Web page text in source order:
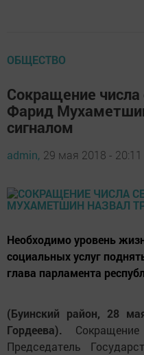
ОБЩЕСТВО
Сокращение
Фарид
сигналом
admin, 29 мая 2018 - 20:11
Необходимо уровень
социальных услуг
глава парламента
(Буинский район, 28
Гордеева).
Председатель